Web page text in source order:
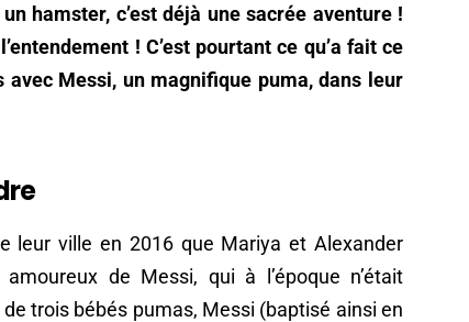
hamster, c’est déjà une sacrée aventure !
! C’est pourtant ce qu’a fait ce
Messi, un magnifique puma, dans leur
leur ville en 2016 que Mariya et Alexander
de Messi, qui à l’époque n’était
de trois bébés pumas, Messi (baptisé ainsi en